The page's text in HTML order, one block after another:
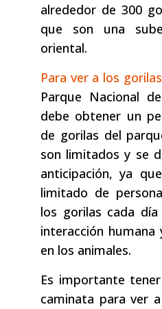
alrededor de 300
que son una
oriental.
Para ver a los gorilas
Parque Nacional
debe obtener un
de gorilas del
son limitados y se
anticipación, ya
limitado de
los gorilas cada
interacción
en los animales.
Es importante
caminata para ver